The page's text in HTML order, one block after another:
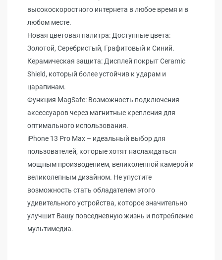
высокоскоростного интернета в любое время и в
любом месте.
Новая цветовая палитра: Доступные цвета:
Золотой, Серебристый, Графитовый и Синий.
Керамическая защита: Дисплей покрыт Ceramic
Shield, который более устойчив к ударам и
царапинам.
Функция MagSafe: Возможность подключения
аксессуаров через магнитные крепления для
оптимального использования.
iPhone 13 Pro Max – идеальный выбор для
пользователей, которые хотят наслаждаться
мощным производением, великолепной камерой и
великолепным дизайном. Не упустите
возможность стать обладателем этого
удивительного устройства, которое значительно
улучшит Вашу повседневную жизнь и потребление
мультимедиа.